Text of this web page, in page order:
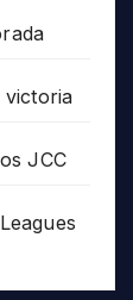
victoria
JCC